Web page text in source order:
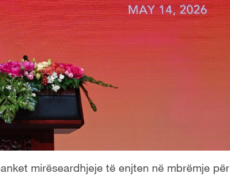
mirëseardhjeje të enjten në mbrëmje për